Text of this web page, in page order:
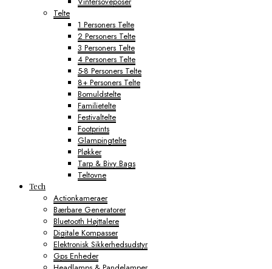
Telte
1 Personers Telte
2 Personers Telte
3 Personers Telte
4 Personers Telte
5-8 Personers Telte
8+ Personers Telte
Bomuldstelte
Familietelte
Festivaltelte
Footprints
Glampingtelte
Pløkker
Tarp & Bivy Bags
Teltovne
Tech
Actionkameraer
Bærbare Generatorer
Bluetooth Højttalere
Digitale Kompasser
Elektronisk Sikkerhedsudstyr
Gps Enheder